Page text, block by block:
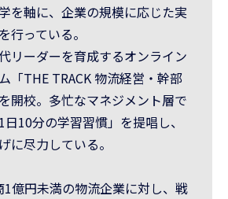
を軸に、企業の規模に応じた実
行っている。
リーダーを育成するオンライン
「THE TRACK 物流経営・幹部
開校。多忙なマネジメント層で
10分の学習習慣」を提唱し、
に尽力している。
億円未満の物流企業に対し、戦